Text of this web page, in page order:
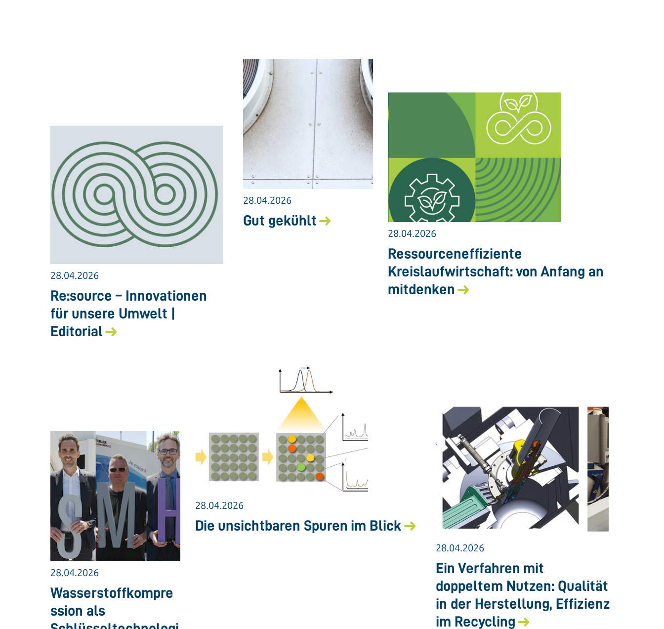
28.04.2026
Re:source – Innovationen
für unsere Umwelt |
Editorial
28.04.2026
Gut gekühlt
28.04.2026
Ressourceneffiziente
Kreislaufwirtschaft: von Anfang an
mitdenken
28.04.2026
Wasserstoffkompre
ssion als
28.04.2026
Die unsichtbaren Spuren im Blick
28.04.2026
Ein Verfahren mit
doppeltem Nutzen: Qualität
in der Herstellung, Effizienz
im Recycling